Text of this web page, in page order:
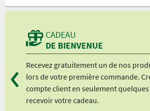
CADEAU
DE BIENVENUE
Recevez gratuitement un de nos
lors de votre première commande.
compte client en seulement
recevoir votre cadeau.